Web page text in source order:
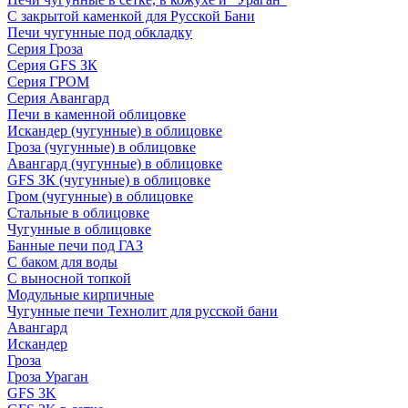
С закрытой каменкой для Русской Бани
Печи чугунные под обкладку
Серия Гроза
Серия GFS ЗК
Серия ГРОМ
Серия Авангард
Печи в каменной облицовке
Искандер (чугунные) в облицовке
Гроза (чугунные) в облицовке
Авангард (чугунные) в облицовке
GFS ЗК (чугунные) в облицовке
Гром (чугунные) в облицовке
Стальные в облицовке
Чугунные в облицовке
Банные печи под ГАЗ
С баком для воды
С выносной топкой
Модульные кирпичные
Чугунные печи Технолит для русской бани
Авангард
Искандер
Гроза
Гроза Ураган
GFS 3K